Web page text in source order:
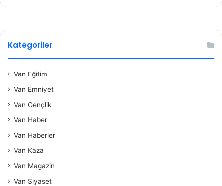
Kategoriler
Van Eğitim
Van Emniyet
Van Gençlik
Van Haber
Van Haberleri
Van Kaza
Van Magazin
Van Siyaset